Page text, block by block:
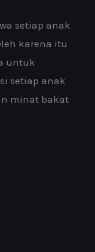
setiap anak
karena itu
untuk
setiap anak
minat bakat